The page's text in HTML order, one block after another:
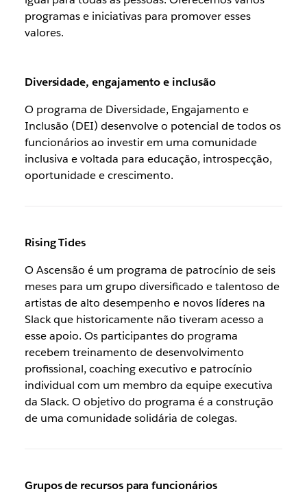
programas e iniciativas para promover esses
valores.
Diversidade, engajamento e inclusão
O programa de Diversidade, Engajamento e
Inclusão (DEI) desenvolve o potencial de todos os
funcionários ao investir em uma comunidade
inclusiva e voltada para educação, introspecção,
oportunidade e crescimento.
Rising Tides
O Ascensão é um programa de patrocínio de seis
meses para um grupo diversificado e talentoso de
artistas de alto desempenho e novos líderes na
Slack que historicamente não tiveram acesso a
esse apoio. Os participantes do programa
recebem treinamento de desenvolvimento
profissional, coaching executivo e patrocínio
individual com um membro da equipe executiva
da Slack. O objetivo do programa é a construção
de uma comunidade solidária de colegas.
Grupos de recursos para funcionários